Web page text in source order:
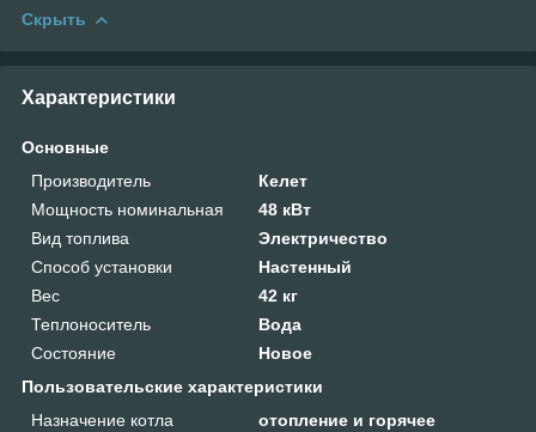
Скрыть
Характеристики
Основные
Производитель
Келет
Мощность номинальная
48 кВт
Вид топлива
Электричество
Способ установки
Настенный
Вес
42 кг
Теплоноситель
Вода
Состояние
Новое
Пользовательские характеристики
Назначение котла
отопление и горячее